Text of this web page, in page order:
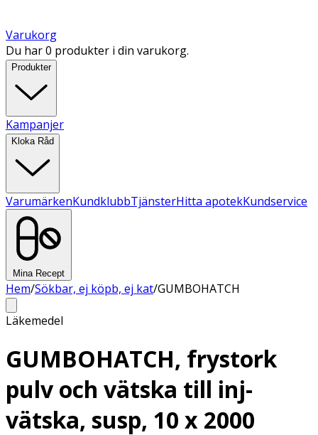
Varukorg
Du har 0 produkter i din varukorg.
Produkter
Kampanjer
Kloka Råd
VarumärkenKundklubbTjänsterHitta apotekKundservice
Mina Recept
Hem/Sökbar, ej köpb, ej kat/GUMBOHATCH
Läkemedel
GUMBOHATCH, frystork
pulv och vätska till inj-
vätska, susp, 10 x 2000